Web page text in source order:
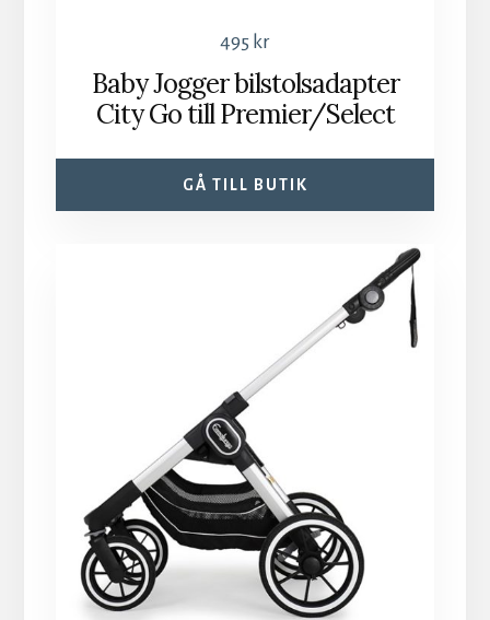
495 kr
Baby Jogger bilstolsadapter
City Go till Premier/Select
GÅ TILL BUTIK